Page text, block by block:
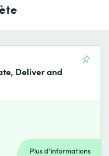
Deliver and
Plus d’informations